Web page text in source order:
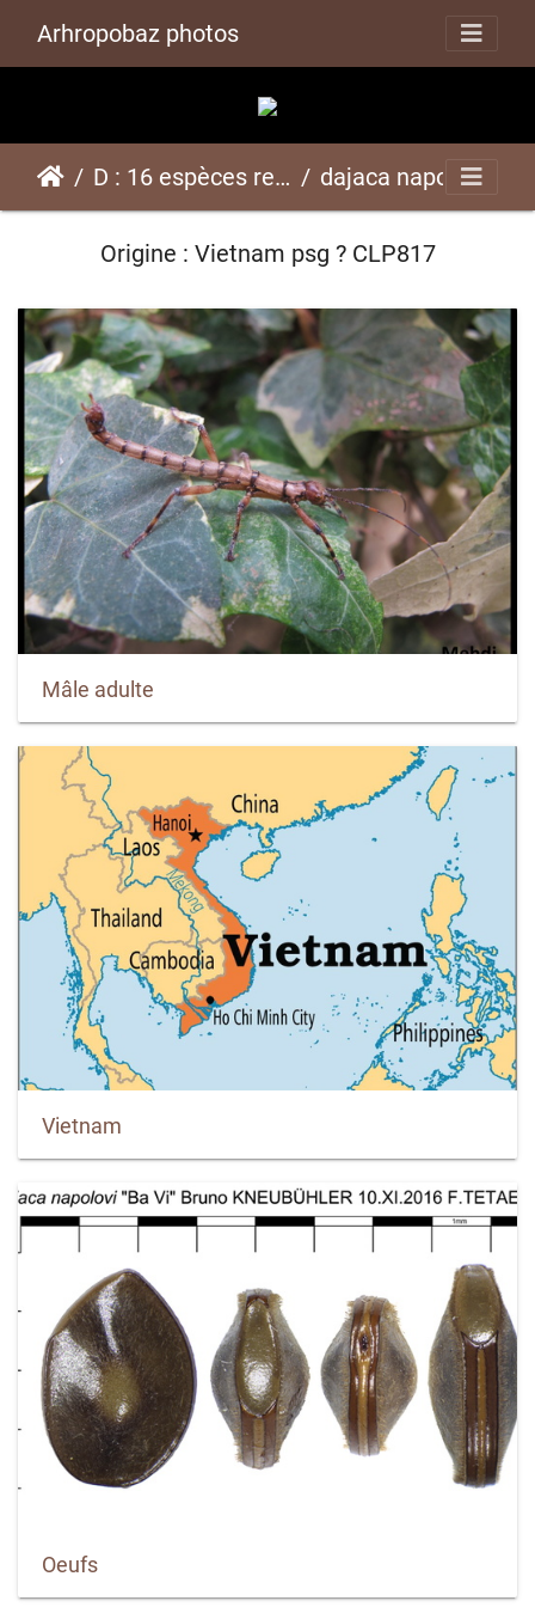
Arhropobaz photos
D : 16 espèces représentées ici dajaca napolovipsg ? CLP817
Origine : Vietnam psg ? CLP817
Mâle adulte
Vietnam
Oeufs